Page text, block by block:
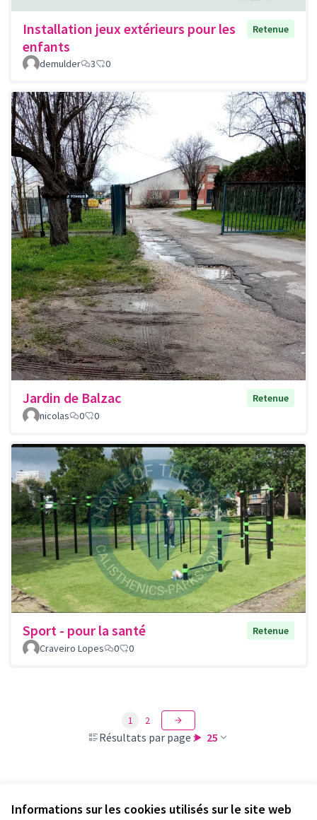
Informations sur les cookies utilisés sur le site web
Installation jeux extérieurs pour les
enfants
Retenue
demulder 3 0
Jardin de Balzac
Retenue
nicolas
0 0
Sport - pour la santé
Retenue
Craveiro Lopes
0 0
Résultats par page : 25
1 2